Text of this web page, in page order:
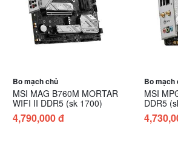
Bo mạch chủ
MSI MAG B760M MORTAR
WIFI II DDR5 (sk 1700)
4,790,000 đ
Bo mạch
MSI
DDR5